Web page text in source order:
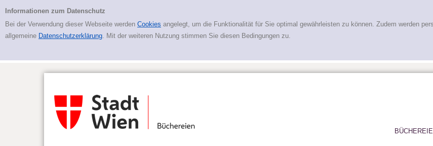
Erweiterte Suche
Informationen zum Datenschutz
Bei der Verwendung dieser Webseite werden Cookies angelegt, um die Funktionalität für Sie optimal gewährleisten zu können. Zudem werden
allgemeine Datenschutzerklärung. Mit der weiteren Nutzung stimmen Sie diesen Bedingungen zu.